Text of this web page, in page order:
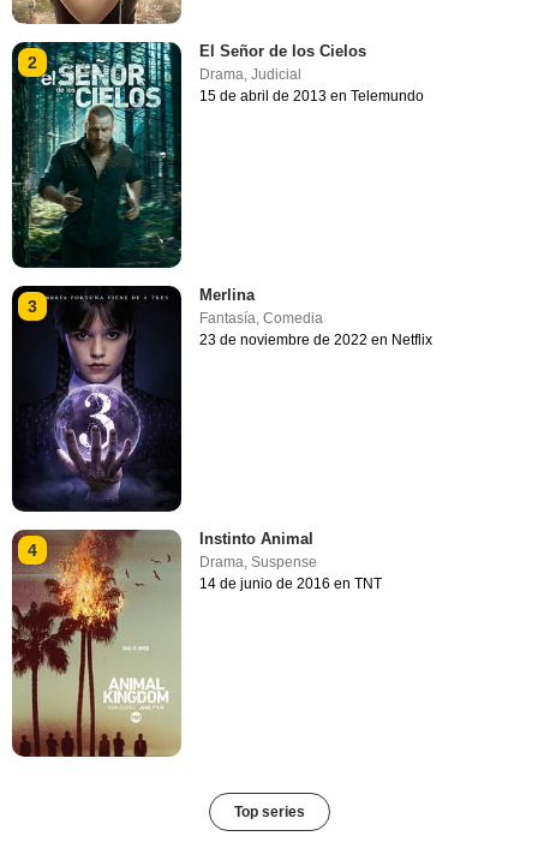
2
El Señor de los Cielos
Drama,Judicial
15 de abril de 2013 en Telemundo
3
Merlina
Fantasía,Comedia
23 de noviembre de 2022 en Netflix
4
Instinto Animal
Drama,Suspense
14 de junio de 2016 en TNT
Top series